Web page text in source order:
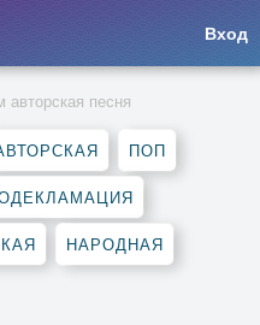
Вход
авторская песня
ПОП
НАРОДНАЯ